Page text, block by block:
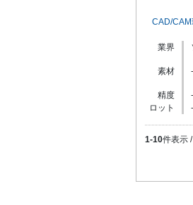
CAD/
業界
素材
精度
ロット
1-10件表示 /